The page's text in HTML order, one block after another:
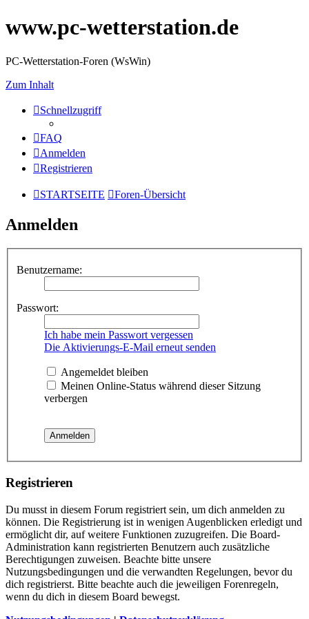
www.pc-wetterstation.de
PC-Wetterstation-Foren (WsWin)
Zum Inhalt
Schnellzugriff
FAQ
Anmelden
Registrieren
STARTSEITE Foren-Übersicht
Anmelden
Benutzername:
Passwort:
Ich habe mein Passwort vergessen
Die Aktivierungs-E-Mail erneut senden
Angemeldet bleiben
Meinen Online-Status während dieser Sitzung
verbergen
Registrieren
Du musst in diesem Forum registriert sein, um dich anmelden zu
können. Die Registrierung ist in wenigen Augenblicken erledigt und
ermöglicht dir, auf weitere Funktionen zuzugreifen. Die Board-
Administration kann registrierten Benutzern auch zusätzliche
Berechtigungen zuweisen. Beachte bitte unsere
Nutzungsbedingungen und die verwandten Regelungen, bevor du
dich registrierst. Bitte beachte auch die jeweiligen Forenregeln,
wenn du dich in diesem Board bewegst.